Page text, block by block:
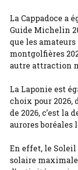
La Cappadoce a
Guide Michelin
que les
montgolfières
autre attraction
La Laponie est
choix pour 2026,
de 2026, c’est la
aurores boréales
En effet, le
solaire